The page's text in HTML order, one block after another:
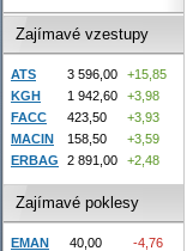
Zajímavé vzestupy
ATS 3 596,00
+15,85
KGH
1 942,60
+3,98
FACC
423,50
+3,93
MACIN
158,50
+3,59
ERBAG
2 891,00 +2,48
Zajímavé poklesy
EMAN 40,00
-4,76